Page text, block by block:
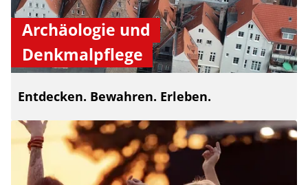
Archäologie und
Denkmalpflege
Entdecken. Bewahren. Erleben.